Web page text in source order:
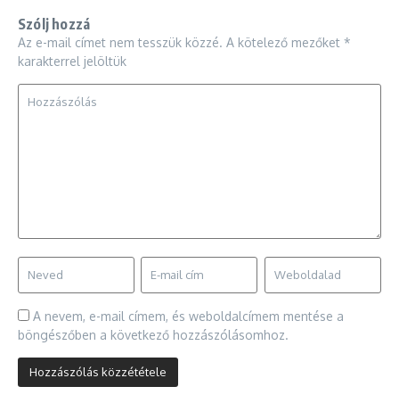
Szólj hozzá
Az e-mail címet nem tesszük közzé. A kötelező mezőket *
karakterrel jelöltük
A nevem, e-mail címem, és weboldalcímem mentése a
böngészőben a következő hozzászólásomhoz.